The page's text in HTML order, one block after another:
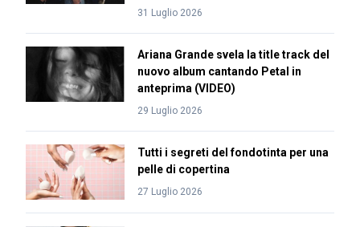
31 Luglio 2026
Ariana Grande svela la title track del
nuovo album cantando Petal in
anteprima (VIDEO)
29 Luglio 2026
Tutti i segreti del fondotinta per una
pelle di copertina
27 Luglio 2026